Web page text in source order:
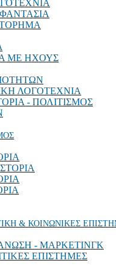
ΜΕ ΗΧΟΥΣ
ΛΟΓΟΤΕΧΝΙΑ
- ΠΟΛΙΤΙΣΜΟΣ
& ΚΟΙΝΩΝΙΚΕΣ
- ΜΑΡΚΕΤΙΝΓΚ
ΕΠΙΣΤΗΜΕΣ